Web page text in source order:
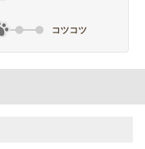
コツコツ